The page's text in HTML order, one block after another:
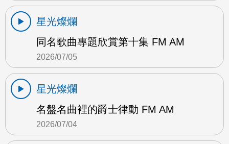
星光燦爛
同名歌曲專題欣賞第十集 FM AM
2026/07/05
星光燦爛
名盤名曲裡的爵士律動 FM AM
2026/07/04